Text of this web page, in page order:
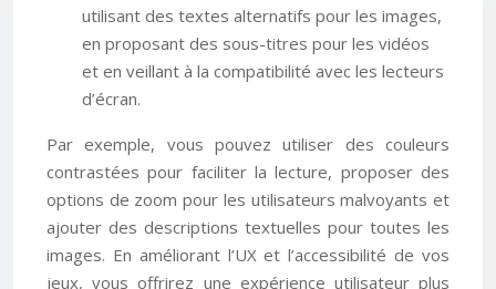
utilisant des textes alternatifs pour les images,
en proposant des sous-titres pour les vidéos
et en veillant à la compatibilité avec les lecteurs
d’écran.
Par exemple, vous pouvez utiliser des couleurs
contrastées pour faciliter la lecture, proposer des
options de zoom pour les utilisateurs malvoyants et
ajouter des descriptions textuelles pour toutes les
images. En améliorant l’UX et l’accessibilité de vos
jeux, vous offrirez une expérience utilisateur plus